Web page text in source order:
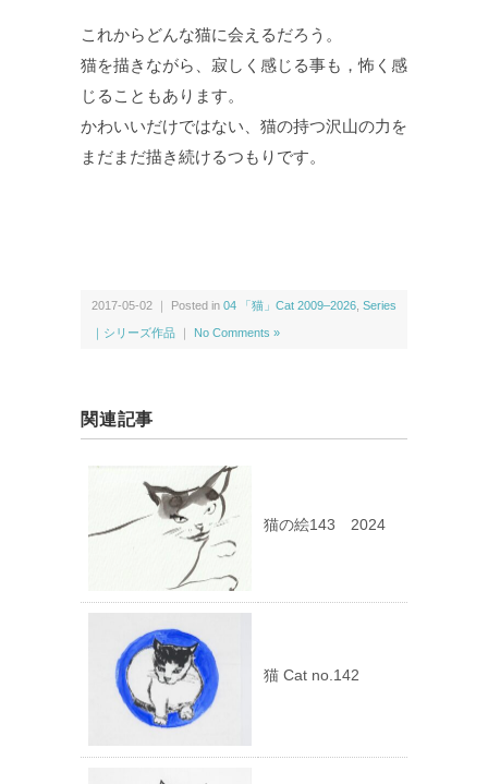
これからどんな猫に会えるだろう。
猫を描きながら、寂しく感じる事も，怖く感
じることもあります。
かわいいだけではない、猫の持つ沢山の力を
まだまだ描き続けるつもりです。
2017-05-02 ｜ Posted in 04 「猫」Cat 2009–2026 Series
｜シリーズ作品 ｜ No Comments »
関連記事
猫の絵143 2024
猫 Cat no.142